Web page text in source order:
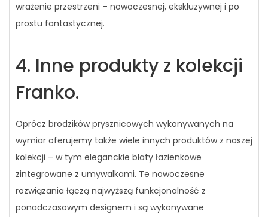
wrażenie przestrzeni – nowoczesnej, ekskluzywnej i po
prostu fantastycznej.
4. Inne produkty z kolekcji
Franko.
Oprócz brodzików prysznicowych wykonywanych na
wymiar oferujemy także wiele innych produktów z naszej
kolekcji – w tym eleganckie blaty łazienkowe
zintegrowane z umywalkami. Te nowoczesne
rozwiązania łączą najwyższą funkcjonalność z
ponadczasowym designem i są wykonywane